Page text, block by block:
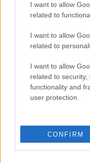
I want to allow
related to
I want to allow
related to
I want to allow
related to
functionality and
user protection.
CONFIRM
ρολά με γαρίδες ή
pho με κοτόπουλο
με λεμονόχορτο και
μοσχάρι, αυγό,
κατάλογο εδώ θα
όπως το περίφημο
καντονέζικο
πακετάκι για το
κλείσουμε με την